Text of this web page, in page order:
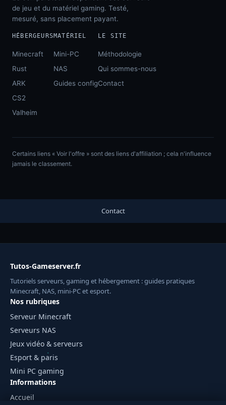
de jeu et du matériel gaming. Testé,
mesuré, sans placement payant.
HÉBERGEURS
Minecraft
Rust
ARK
CS2
Valheim
MATÉRIEL
Mini-PC
NAS
Guides config
LE SITE
Méthodologie
Qui sommes-nous
Contact
Certains liens « Voir l'offre » sont des liens d'affiliation ; cela n'influence
jamais le classement.
Contact
Tutos-Gameserver.fr
Tutoriels serveurs, gaming et hébergement : guides pratiques
Minecraft, NAS, mini-PC et esport.
Nos rubriques
Serveur Minecraft
Serveurs NAS
Jeux vidéo & serveurs
Esport & paris
Mini PC gaming
Informations
Accueil